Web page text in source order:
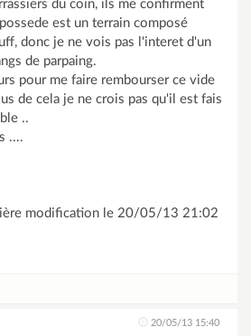
du coin, ils me confirment
est un terrain composé
donc je ne vois pas l'interet d'un
de parpaing.
pour me faire rembourser ce vide
de cela je ne crois pas qu'il est fais
..
....
modification le 20/05/13 21:02
20/05/13 15:40